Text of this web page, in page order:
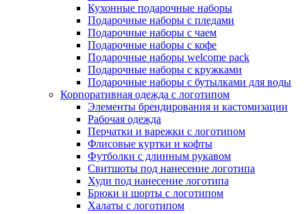
Кухонные подарочные наборы
Подарочные наборы с пледами
Подарочные наборы с чаем
Подарочные наборы с кофе
Подарочные наборы welcome pack
Подарочные наборы с кружками
Подарочные наборы с бутылками для воды
Корпоративная одежда с логотипом
Элементы брендирования и кастомизации
Рабочая одежда
Перчатки и варежки с логотипом
Флисовые куртки и кофты
Футболки с длинным рукавом
Свитшоты под нанесение логотипа
Худи под нанесение логотипа
Брюки и шорты с логотипом
Халаты с логотипом